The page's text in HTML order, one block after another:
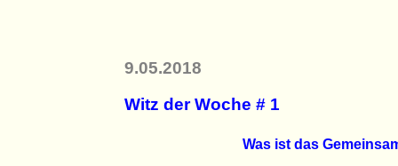
9.05.2018
Witz der Woche # 1
Was ist das